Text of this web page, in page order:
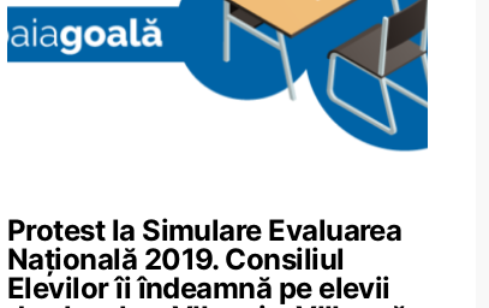
Protest la Simulare Evaluarea
Națională 2019. Consiliul
Elevilor îi îndeamnă pe elevii